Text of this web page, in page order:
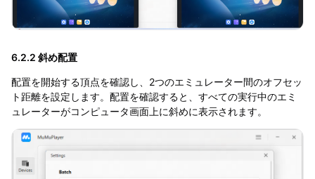
6.2.2 斜め配置
配置を開始する頂点を確認し、2つのエミュレーター間のオフセッ
ト距離を設定します。配置を確認すると、すべての実行中のエミ
ュレーターがコンピュータ画面上に斜めに表示されます。